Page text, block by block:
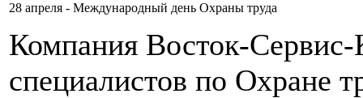
28 апреля - Международный день Охраны труда
Компания Восток-Сервис-
специалистов по Охране